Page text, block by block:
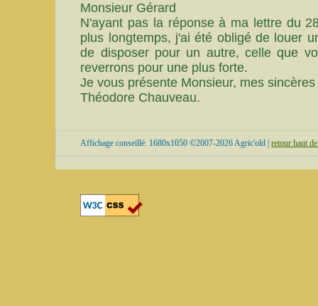
Monsieur Gérard
N'ayant pas la réponse à ma lettre du
plus longtemps, j'ai été obligé de louer
de disposer pour un autre, celle que
reverrons pour une plus forte.
Je vous présente Monsieur, mes
Théodore Chauveau.
Affichage conseillé: 1680x1050 ©2007-2026 Agric'old |retour haut